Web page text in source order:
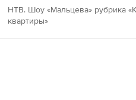
НТВ. Шоу «Мальцева» рубрика
квартиры»